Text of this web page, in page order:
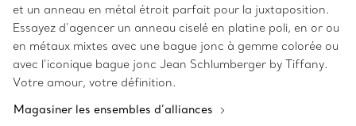
et un anneau en métal étroit parfait pour la juxtaposition.
Essayez d’agencer un anneau ciselé en platine poli, en or ou
en métaux mixtes avec une bague jonc à gemme colorée ou
avec l’iconique bague jonc Jean Schlumberger by Tiffany.
Votre amour, votre définition.
Magasiner les ensembles d’alliances